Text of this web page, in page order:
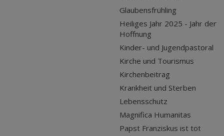
Glaubensfrühling
Heiliges Jahr 2025 - Jahr der
Hoffnung
Kinder- und Jugendpastoral
Kirche und Tourismus
Kirchenbeitrag
Krankheit und Sterben
Lebensschutz
Magnifica Humanitas
Papst Franziskus ist tot